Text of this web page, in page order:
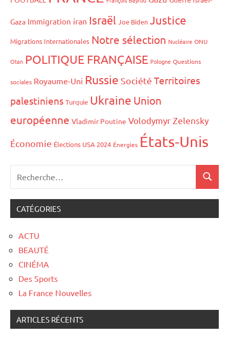
Gaza Immigration iran Israël Joe Biden Justice
Migrations Internationales Notre sélection Nucléaire ONU
Otan POLITIQUE FRANÇAISE Pologne Questions
sociales Royaume-Uni Russie Société Territoires
palestiniens Turquie Ukraine Union
européenne Vladimir Poutine Volodymyr Zelensky
Économie Élections USA 2024 Énergies États-Unis
CATÉGORIES
ACTU
BEAUTÉ
CINÉMA
Des Sports
La France Nouvelles
ARTICLES RÉCENTS